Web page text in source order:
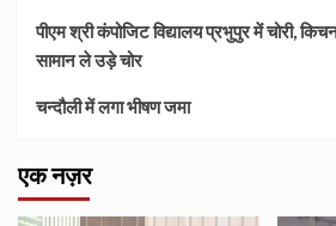
पीएम श्री कंपोजिट विद्यालय प्रभुपुर में चोरी,
सामान ले उड़े चोर
चन्दौली में लगा भीषण जमा
एक नज़र